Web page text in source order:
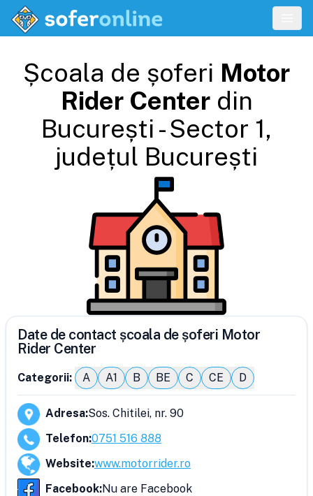
Școala de șoferi Motor
Rider Centerdin
București - Sector 1,
județul București
Date de contact școala de șoferi Motor
Rider Center
Categorii: A A1 B BE C CE D
Adresa:Sos. Chitilei, nr. 90
Telefon:0751 516 888
Website:www.motorrider.ro
Facebook:Nu are Facebook